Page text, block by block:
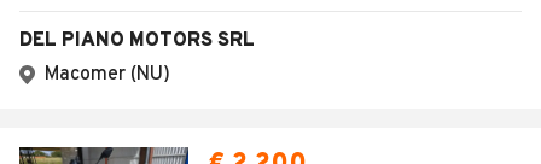
DEL PIANO MOTORS SRL
Macomer (NU)